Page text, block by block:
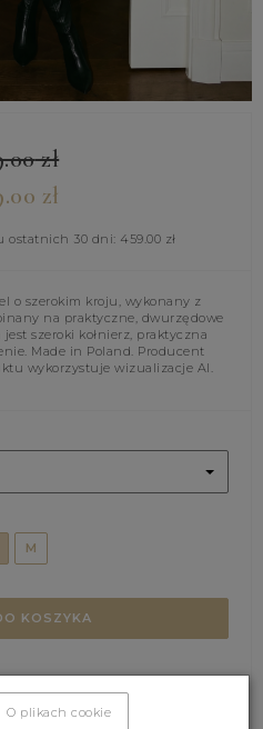
zł
zł
ostatnich 30 dni: 459.00 zł
o szerokim kroju, wykonany z
na praktyczne, dwurzędowe
szeroki kołnierz, praktyczna
Made in Poland. Producent
wykorzystuje wizualizacje AI.
M
KOSZYKA
(0)
O plikach cookie